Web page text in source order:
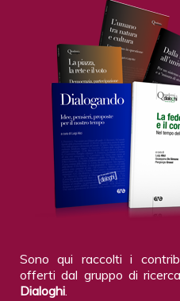
Sono qui raccolti i
offerti dal gruppo di
Dialoghi.